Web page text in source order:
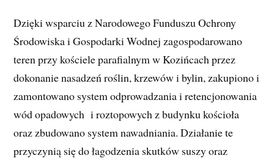
Dzięki wsparciu z Narodowego Funduszu Ochrony
Środowiska i Gospodarki Wodnej zagospodarowano
teren przy kościele parafialnym w Kozińcach przez
dokonanie nasadzeń roślin, krzewów i bylin, zakupiono i
zamontowano system odprowadzania i retencjonowania
wód opadowych i roztopowych z budynku kościoła
oraz zbudowano system nawadniania. Działanie te
przyczynią się do łagodzenia skutków suszy oraz